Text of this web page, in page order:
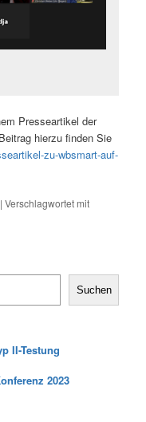
Presseartikel der
hierzu finden Sie
zu-wbsmart-auf-
|Verschlagwortet mit
Suchen
II-Testung
2023